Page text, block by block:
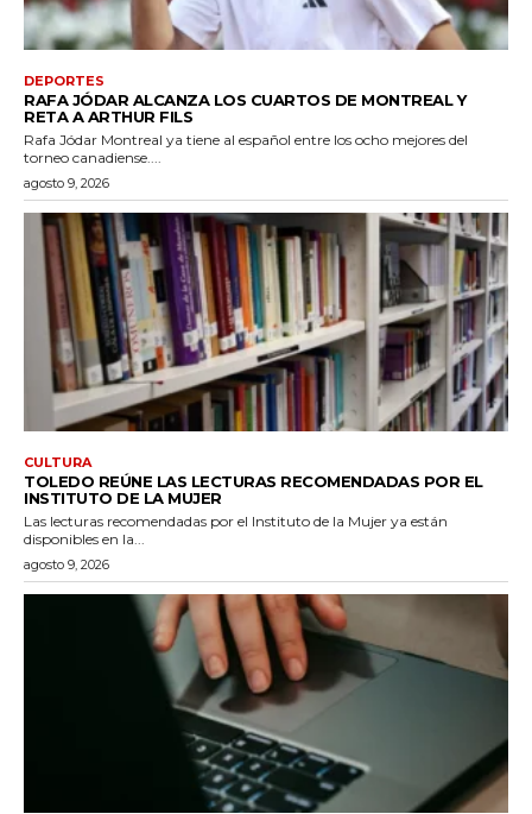
DEPORTES
RAFA JÓDAR ALCANZA LOS CUARTOS DE MONTREAL Y
RETA A ARTHUR FILS
Rafa Jódar Montreal ya tiene al español entre los ocho mejores del
torneo canadiense....
agosto 9, 2026
CULTURA
TOLEDO REÚNE LAS LECTURAS RECOMENDADAS POR EL
INSTITUTO DE LA MUJER
Las lecturas recomendadas por el Instituto de la Mujer ya están
disponibles en la...
agosto 9, 2026